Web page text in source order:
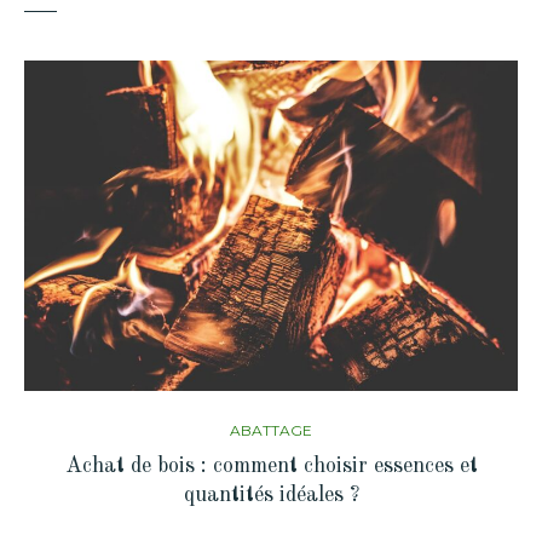
ABATTAGE
Achat de bois : comment choisir essences et
quantités idéales ?